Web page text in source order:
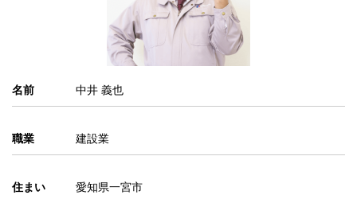
名前 中井 義也
職業 建設業
住まい 愛知県一宮市